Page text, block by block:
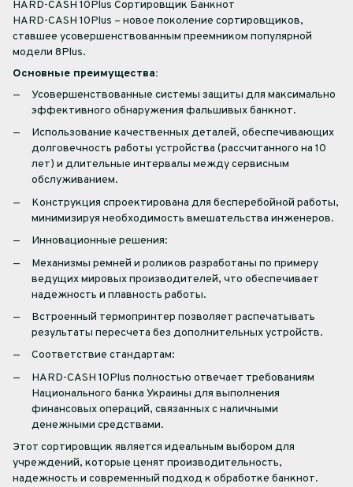
HARD-CASH 10Plus Сортировщик Банкнот
HARD-CASH 10Plus – новое поколение сортировщиков,
ставшее усовершенствованным преемником популярной
модели 8Plus.
Основные преимущества:
Усовершенствованные системы защиты для максимально
эффективного обнаружения фальшивых банкнот.
Использование качественных деталей, обеспечивающих
долговечность работы устройства (рассчитанного на 10
лет) и длительные интервалы между сервисным
обслуживанием.
Конструкция спроектирована для бесперебойной работы,
минимизируя необходимость вмешательства инженеров.
Инновационные решения:
Механизмы ремней и роликов разработаны по примеру
ведущих мировых производителей, что обеспечивает
надежность и плавность работы.
Встроенный термопринтер позволяет распечатывать
результаты пересчета без дополнительных устройств.
Соответствие стандартам:
HARD-CASH 10Plus полностью отвечает требованиям
Национального банка Украины для выполнения
финансовых операций, связанных с наличными
денежными средствами.
Этот сортировщик является идеальным выбором для
учреждений, которые ценят производительность,
надежность и современный подход к обработке банкнот.